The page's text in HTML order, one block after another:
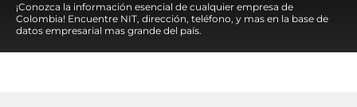
¡Conozca la información esencial de cualquier empresa de
Colombia! Encuentre NIT, dirección, teléfono, y mas en la base de
datos empresarial mas grande del país.